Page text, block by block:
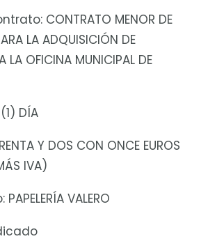
CONTRATO MENOR DE
LA ADQUISICIÓN DE
LA OFICINA MUNICIPAL DE
DÍA
Y DOS CON ONCE EUROS
IVA)
VALERO